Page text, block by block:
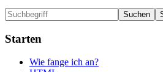
Starten
Wie fange ich an?